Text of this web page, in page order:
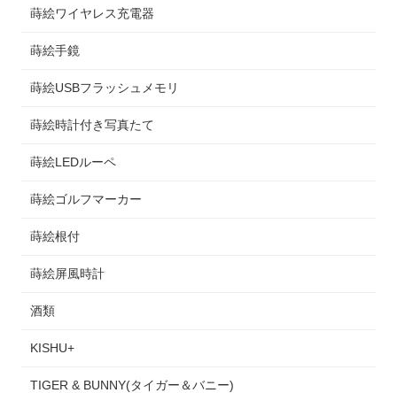
蒔絵ワイヤレス充電器
蒔絵手鏡
蒔絵USBフラッシュメモリ
蒔絵時計付き写真たて
蒔絵LEDルーペ
蒔絵ゴルフマーカー
蒔絵根付
蒔絵屏風時計
酒類
KISHU+
TIGER & BUNNY(タイガー＆バニー)